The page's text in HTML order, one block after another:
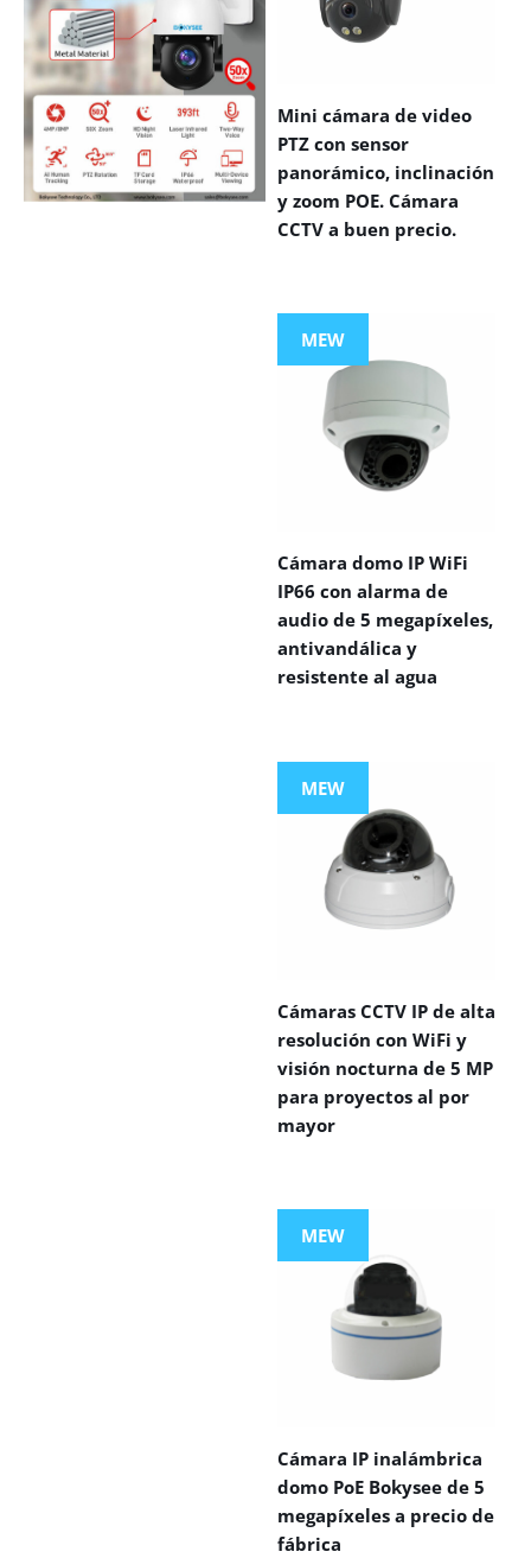
Mini cámara de video
PTZ con sensor
panorámico, inclinación
y zoom POE. Cámara
CCTV a buen precio.
MEW
Cámara domo IP WiFi
IP66 con alarma de
audio de 5 megapíxeles,
antivandálica y
resistente al agua
MEW
Cámaras CCTV IP de alta
resolución con WiFi y
visión nocturna de 5 MP
para proyectos al por
mayor
MEW
Cámara IP inalámbrica
domo PoE Bokysee de 5
megapíxeles a precio de
fábrica